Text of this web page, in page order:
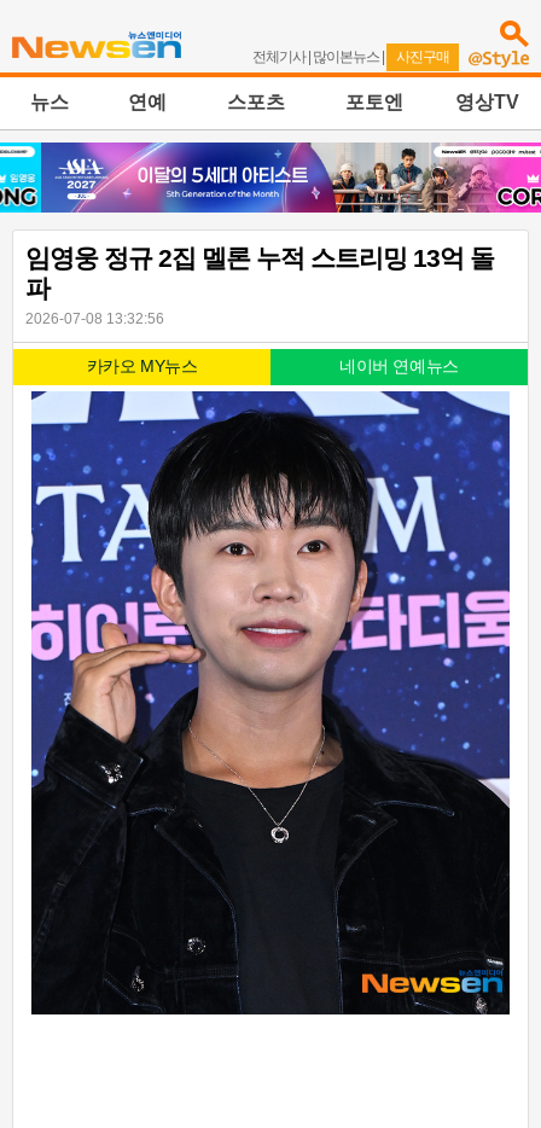
전체기사| 많이본뉴스 | 사진구매
뉴스 연예 스포츠 포토엔 영상TV
임영웅 정규 2집 멜론 누적 스트리밍 13억 돌
파
2026-07-08 13:32:56
카카오 MY뉴스 네이버 연예뉴스